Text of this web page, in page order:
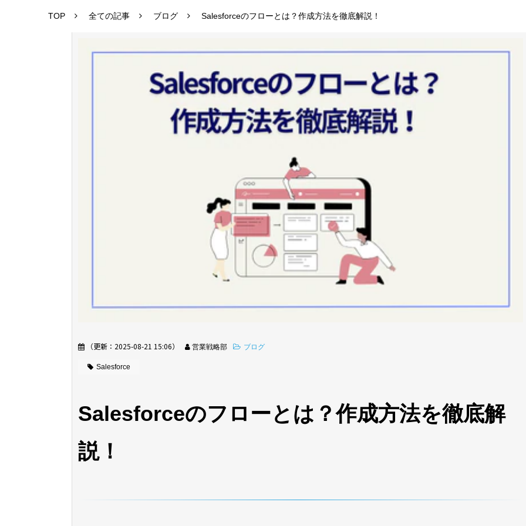
TOP 全ての記事 ブログ Salesforceのフローとは？作成方法を徹底解説！
（更新： 2025-08-21 15:06） 営業戦略部 ブログ
Salesforce
Salesforceのフローとは？作成方法を徹底解
説！